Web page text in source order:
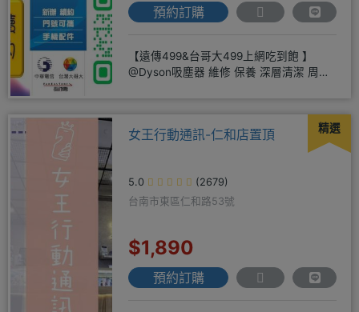
預約訂購
【遠傳499&台哥大499上網吃到飽 】
@Dyson吸塵器 維修 保養 深層清潔 周邊
精選
女王行動通訊-仁和店置頂
5.0
(2679)
台南市東區仁和路53號
$1,890
預約訂購